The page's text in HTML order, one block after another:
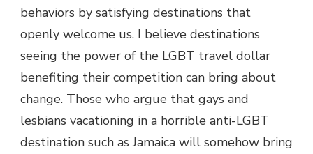
behaviors by satisfying destinations that
openly welcome us. I believe destinations
seeing the power of the LGBT travel dollar
benefiting their competition can bring about
change. Those who argue that gays and
lesbians vacationing in a horrible anti-LGBT
destination such as Jamaica will somehow bring